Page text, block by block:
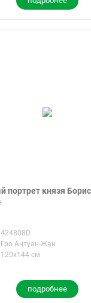
портрет князя
424808D
Гро Антуан-Жан
120x144 см
подробнее